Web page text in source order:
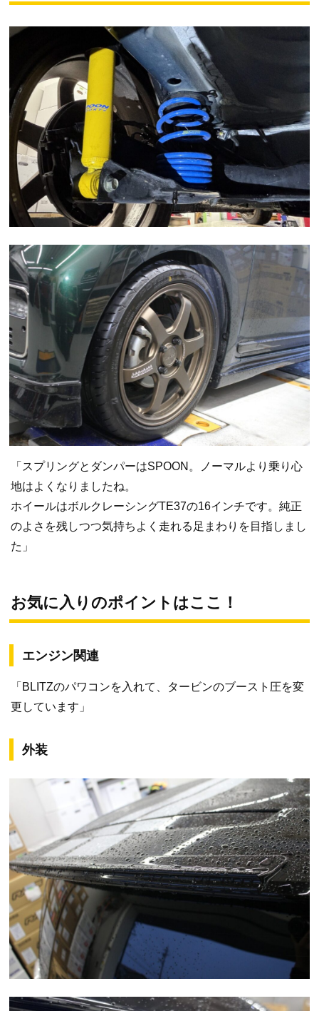
「スプリングとダンパーはSPOON。ノーマルより乗り心
地はよくなりましたね。
ホイールはボルクレーシングTE37の16インチです。純正
のよさを残しつつ気持ちよく走れる足まわりを目指しまし
た」
お気に入りのポイントはここ！
エンジン関連
「BLITZのパワコンを入れて、タービンのブースト圧を変
更しています」
外装